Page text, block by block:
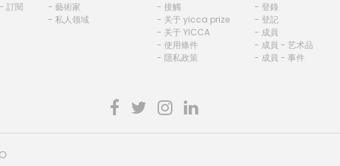
- 訂閱
- 藝術家
- 私人领域
- 接觸
- 关于 yicca prize
- 关于 YICCA
- 使用條件
- 隱私政策
- 登錄
- 登記
- 成員
- 成員 - 艺术品
- 成員 - 事件